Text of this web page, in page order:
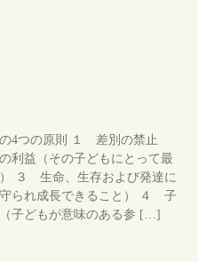
4つの原則 １ 差別の禁止
利益（その子どもにとって最
３ 生命、生存および発達に
られ成長できること） ４ 子
子どもが意味のある参 […]